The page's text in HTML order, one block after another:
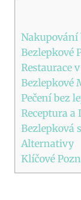
Nakupování​
⁣Bezlepkové
Restaurace
Bezlepkové
Pečení bez
Receptura a
Bezlepková
Alternativy
Klíčové